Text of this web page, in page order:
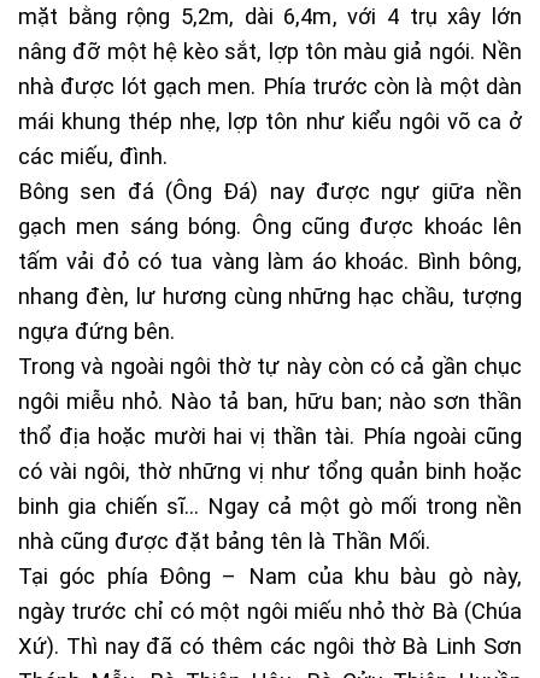
mặt bằng rộng 5,2m, dài 6,4m, với 4 trụ xây lớn
nâng đỡ một hệ kèo sắt, lợp tôn màu giả ngói. Nền
nhà được lót gạch men. Phía trước còn là một dàn
mái khung thép nhẹ, lợp tôn như kiểu ngôi võ ca ở
các miếu, đình.
Bông sen đá (Ông Đá) nay được ngự giữa nền
gạch men sáng bóng. Ông cũng được khoác lên
tấm vải đỏ có tua vàng làm áo khoác. Bình bông,
nhang đèn, lư hương cùng những hạc chầu, tượng
ngựa đứng bên.
Trong và ngoài ngôi thờ tự này còn có cả gần chục
ngôi miễu nhỏ. Nào tả ban, hữu ban; nào sơn thần
thổ địa hoặc mười hai vị thần tài. Phía ngoài cũng
có vài ngôi, thờ những vị như tổng quản binh hoặc
binh gia chiến sĩ… Ngay cả một gò mối trong nền
nhà cũng được đặt bảng tên là Thần Mối.
Tại góc phía Đông – Nam của khu bàu gò này,
ngày trước chỉ có một ngôi miếu nhỏ thờ Bà (Chúa
Xứ). Thì nay đã có thêm các ngôi thờ Bà Linh Sơn